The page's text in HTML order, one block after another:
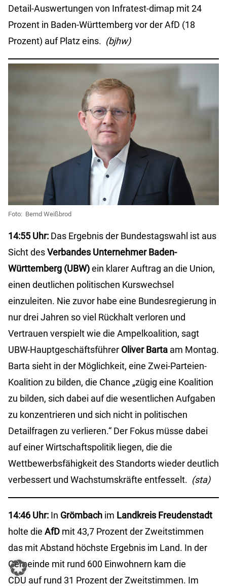
Detail-Auswertungen von Infratest-dimap mit 24
Prozent in Baden-Württemberg vor der AfD (18
Prozent) auf Platz eins. (bjhw)
Foto: Bernd Weißbrod
14:55 Uhr: Das Ergebnis der Bundestagswahl ist aus
Sicht desVerbandes Unternehmer Baden-
Württemberg (UBW)ein klarer Auftrag an die Union,
einen deutlichen politischen Kurswechsel
einzuleiten. Nie zuvor habe eine Bundesregierung in
nur drei Jahren so viel Rückhalt verloren und
Vertrauen verspielt wie die Ampelkoalition, sagt
UBW-Hauptgeschäftsführer Oliver Barta am Montag.
Barta sieht in der Möglichkeit, eine Zwei-Parteien-
Koalition zu bilden, die Chance „zügig eine Koalition
zu bilden, sich dabei auf die wesentlichen Aufgaben
zu konzentrieren und sich nicht in politischen
Detailfragen zu verlieren.“ Der Fokus müsse dabei
auf einer Wirtschaftspolitik liegen, die die
Wettbewerbsfähigkeit des Standorts wieder deutlich
verbessert und Wachstumskräfte entfesselt. (sta)
14:46 Uhr: In Grömbach im Landkreis Freudenstadt
holte die AfD mit 43,7 Prozent der Zweitstimmen
das mit Abstand höchste Ergebnis im Land. In der
Gemeinde mit rund 600 Einwohnern kam die
CDU auf rund 31 Prozent der Zweitstimmen. Im